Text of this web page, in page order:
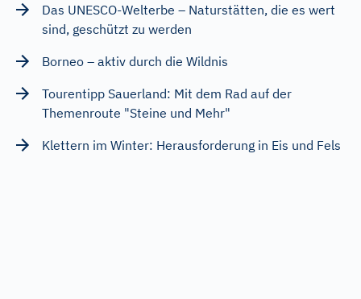
Das UNESCO-Welterbe – Naturstätten, die es wert
sind, geschützt zu werden
Borneo – aktiv durch die Wildnis
Tourentipp Sauerland: Mit dem Rad auf der
Themenroute "Steine und Mehr"
Klettern im Winter: Herausforderung in Eis und Fels